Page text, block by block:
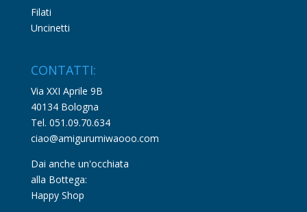
Filati
Uncinetti
CONTATTI:
Via XXI Aprile 9B
40134 Bologna
Tel. 051.09.70.634
ciao@amigurumiwaooo.com
Dai anche un'occhiata
alla Bottega:
Happy Shop